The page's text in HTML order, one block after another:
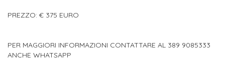
PREZZO: € 375 EURO
PER MAGGIORI INFORMAZIONI CONTATTARE AL 389 9085333
ANCHE WHATSAPP